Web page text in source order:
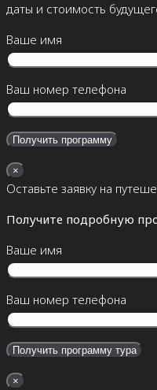
даты и стоимость
Ваше имя
Ваш номер телефона
×
Оставьте заявку на
Получите подробную
Ваше имя
Ваш номер телефона
×